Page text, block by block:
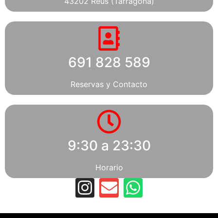
691 828 589
Reservas y Contacto
9:30 a 23:30
Horario